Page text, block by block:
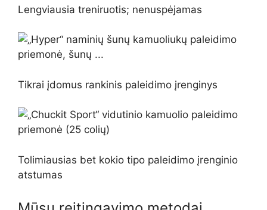
Lengviausia treniruotis; nenuspėjamas
Tikrai įdomus rankinis paleidimo įrenginys
Tolimiausias bet kokio tipo paleidimo įrenginio
atstumas